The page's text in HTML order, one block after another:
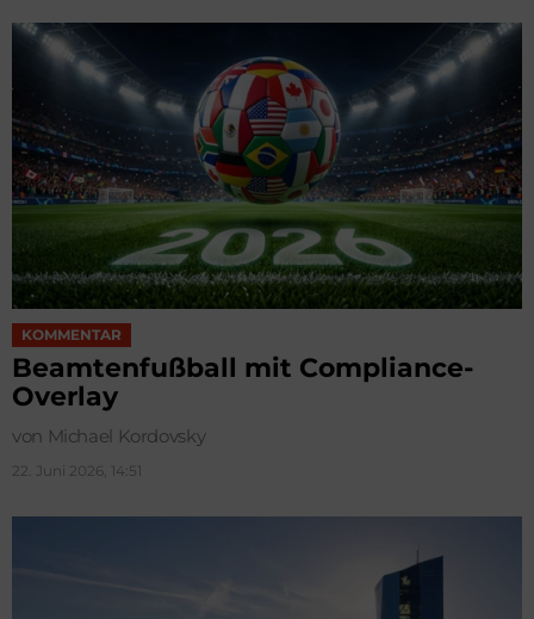
KOMMENTAR
Beamtenfußball mit Compliance-
Overlay
von Michael Kordovsky
22. Juni 2026, 14:51